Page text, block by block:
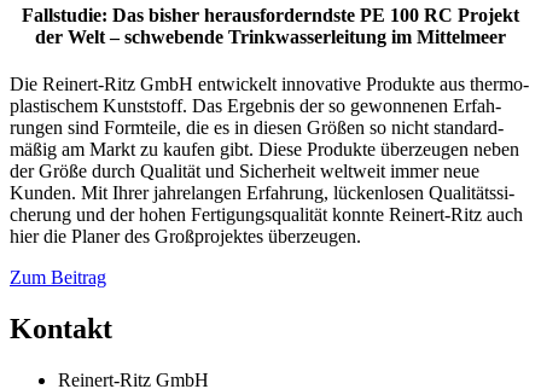
Fallstudie: Das bisher heraus­for­derndste PE 100 RC Projekt
der Welt – schwe­bende Trink­was­ser­leitung im Mittelmeer
Die Reinert-Ritz GmbH entwi­ckelt innovative Produkte aus thermo­
plas­ti­schem Kunst­stoff. Das Ergebnis der so gewon­nenen Erfah­
rungen sind Formteile, die es in diesen Größen so nicht standard­
mäßig am Markt zu kaufen gibt. Diese Produkte überzeugen neben
der Größe durch Qualität und Sicherheit weltweit immer neue
Kunden. Mit Ihrer jahre­langen Erfahrung, lücken­losen Quali­täts­si­
cherung und der hohen Ferti­gungs­qua­lität konnte Reinert-Ritz auch
hier die Planer des Großpro­jektes überzeugen.
Zum Beitrag
Kontakt
Reinert-Ritz GmbH